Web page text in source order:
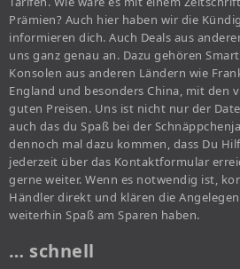
Prämien? Auch hier haben wir die
informieren dich. Auch Deals aus
uns ganz genau an. Dazu gehören
Konsolen aus anderen Ländern wie
England und besonders China, mit den
guten Preisen. Uns ist nicht nur der
auch das du Spaß bei der
dennoch mal dazu kommen, dass Du
jederzeit über das Kontaktformular
gerne weiter. Wenn es notwendig ist,
Händler direkt und klären die
weiterhin Spaß am Sparen haben.
… schnell